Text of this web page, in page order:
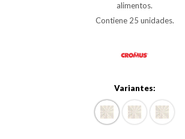
alimentos.
Contiene 25 unidades.
Variantes: